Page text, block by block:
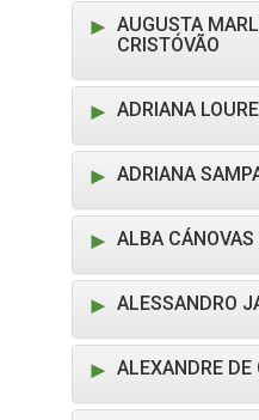
AUGUSTA
CRISTÓVÃO
ADRIANA
ADRIANA
ALBA CÁNOVAS
ALESSANDRO
ALEXANDRE DE